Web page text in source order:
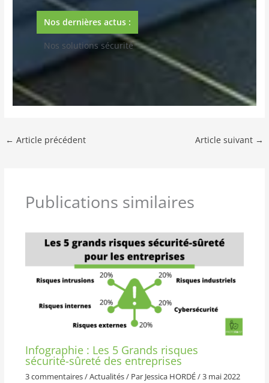
Nos dernières actus :
Les bonnes pratiques de cybersécurité pour
prévenir et guérir
Infographie : Les 5 Grands risques
sécurité-sûreté des entreprises